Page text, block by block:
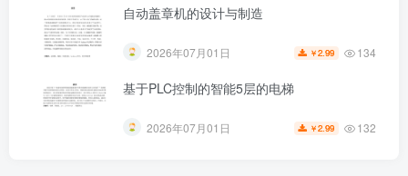
自动盖章机的设计与制造
2026年07月01日 ￥2.99 134
基于PLC控制的智能5层的电梯
2026年07月01日 ￥2.99 132